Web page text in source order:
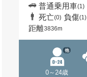
普通乗用車(1)
死亡(0) 負傷(1)
距離3836m
0～24歳
他